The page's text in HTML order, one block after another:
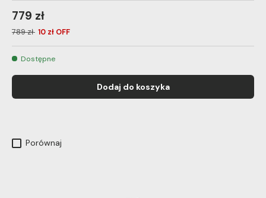
779 zł
789 zł 10 zł OFF
Dostępne
Dodaj do koszyka
Porównaj